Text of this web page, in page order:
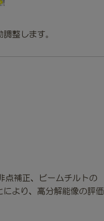
整します。
点補正、ビームチルトの
より、高分解能像の評価